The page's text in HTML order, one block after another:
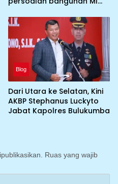
Blog
Dari Utara ke Selatan, Kini
AKBP Stephanus Luckyto
Jabat Kapolres Bulukumba
Ruas yang wajib